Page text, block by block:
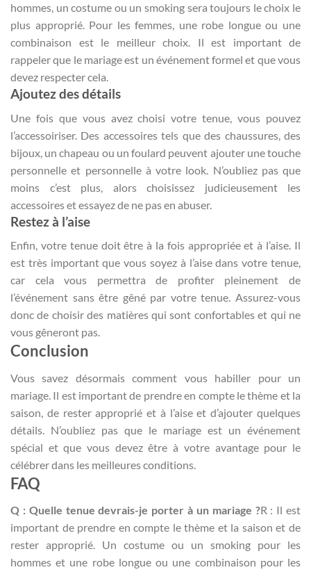
hommes, un costume ou un smoking sera toujours le choix le
plus approprié. Pour les femmes, une robe longue ou une
combinaison est le meilleur choix. Il est important de
rappeler que le mariage est un événement formel et que vous
devez respecter cela.
Ajoutez des détails
Une fois que vous avez choisi votre tenue, vous pouvez
l’accessoiriser. Des accessoires tels que des chaussures, des
bijoux, un chapeau ou un foulard peuvent ajouter une touche
personnelle et personnelle à votre look. N’oubliez pas que
moins c’est plus, alors choisissez judicieusement les
accessoires et essayez de ne pas en abuser.
Restez à l’aise
Enfin, votre tenue doit être à la fois appropriée et à l’aise. Il
est très important que vous soyez à l’aise dans votre tenue,
car cela vous permettra de profiter pleinement de
l’événement sans être gêné par votre tenue. Assurez-vous
donc de choisir des matières qui sont confortables et qui ne
vous gêneront pas.
Conclusion
Vous savez désormais comment vous habiller pour un
mariage. Il est important de prendre en compte le thème et la
saison, de rester approprié et à l’aise et d’ajouter quelques
détails. N’oubliez pas que le mariage est un événement
spécial et que vous devez être à votre avantage pour le
célébrer dans les meilleures conditions.
FAQ
Q : Quelle tenue devrais-je porter à un mariage ?R : Il est
important de prendre en compte le thème et la saison et de
rester approprié. Un costume ou un smoking pour les
hommes et une robe longue ou une combinaison pour les